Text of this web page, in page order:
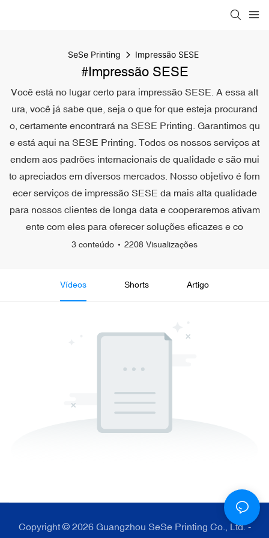
SeSe Printing Impressão SESE
#Impressão SESE
Você está no lugar certo para impressão SESE. A essa alt
ura, você já sabe que, seja o que for que esteja procurand
o, certamente encontrará na SESE Printing. Garantimos qu
e está aqui na SESE Printing. Todos os nossos serviços at
endem aos padrões internacionais de qualidade e são mui
to apreciados em diversos mercados. Nosso objetivo é forn
ecer serviços de impressão SESE da mais alta qualidade
para nossos clientes de longa data e cooperaremos ativam
ente com eles para oferecer soluções eficazes e co
3 conteúdo 2208 Visualizações
Vídeos Shorts Artigo
Copyright © 2026 Guangzhou SeSe Printing Co., Ltd. -